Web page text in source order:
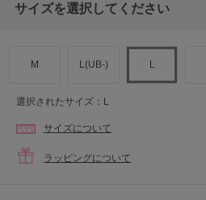
サイズを選択してください
M L(UB-) L
選択されたサイズ：L
サイズについて
ラッピングについて